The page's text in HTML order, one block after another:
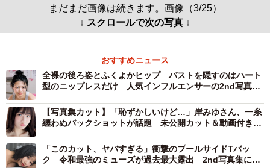
まだまだ画像は続きます。画像（3/25）
↓ スクロールで次の写真 ↓
おすすめニュース
全裸の後ろ姿とふくよかヒップ バストを隠すのはハート
型のニップレスだけ 人気インフルエンサーの2nd写真集
【写真集カット】「恥ずかしいけど…」岸みゆさん、一糸
纏わぬバックショットが話題 未公開カット＆動画付き電
「このカット、ヤバすぎる」衝撃のプールサイドTバッ
ク 令和最強のミューズが過去最大露出 2nd写真集に予